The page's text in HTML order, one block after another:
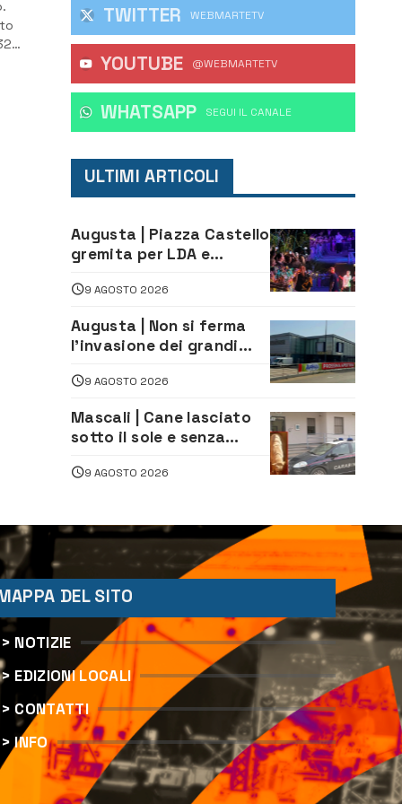
TWITTER WEBMARTETV
YOUTUBE @WEBMARTETV
WHATSAPP ‎SEGUI IL CANALE
ULTIMI ARTICOLI
Augusta | Piazza Castello
gremita per LDA e
ed emozioni per
“Augusta d’Estate”
9 AGOSTO 2026
Augusta | Non si ferma
l’invasione dei grandi
9 AGOSTO 2026
Mascali | Cane lasciato
sotto il sole e senza
denunciano proprietario
9 AGOSTO 2026
DEL SITO
> NOTIZIE
> EDIZIONI LOCALI
> CONTATTI
> INFO